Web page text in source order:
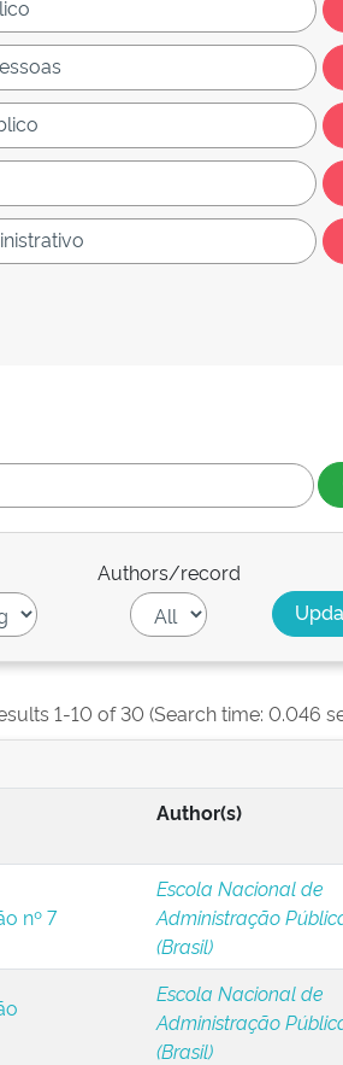
Authors/record
1-10 of 30 (Search time: 0.046
Author(s)
nº 7
Escola Nacional de
Administração
(Brasil)
Escola Nacional de
Administração
(Brasil)